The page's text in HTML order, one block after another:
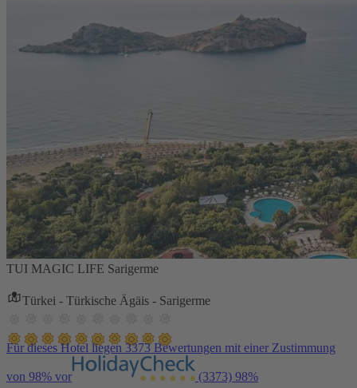
TUI MAGIC LIFE Sarigerme
Türkei - Türkische Ägäis - Sarigerme
Für dieses Hotel liegen 3373 Bewertungen mit einer Zustimmung
von 98% vor (3373) 98%